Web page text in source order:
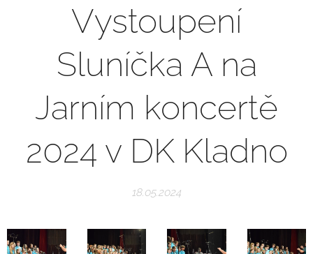
Vystoupení
Sluníčka A na
Jarním koncertě
2024 v DK Kladno
18.05.2024